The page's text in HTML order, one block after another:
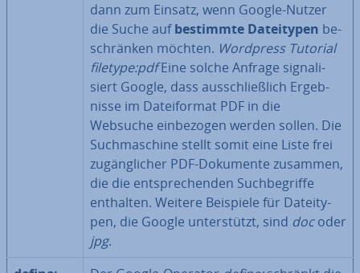
dann zum Einsatz, wenn Google-Nutzer
die Suche aufbestimmte Da­tei­ty­pen be­
schrän­ken möchten. Wordpress Tutorial
filetype:pdfEine solche Anfrage si­gna­li­
siert Google, dass aus­schließ­lich Er­geb­
nis­se im Da­tei­for­mat PDF in die
Websuche ein­be­zo­gen werden sollen. Die
Such­ma­schi­ne stellt somit eine Liste frei
zu­gäng­li­cher PDF-Dokumente zusammen,
die die ent­spre­chen­den Such­be­grif­fe
enthalten. Weitere Beispiele für Da­tei­ty­
pen, die Google un­ter­stützt, sind docoder
jpg.